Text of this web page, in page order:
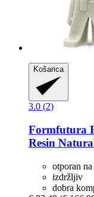
Košarica
3.0 (2)
Formfutura
Resin
otporan
izdržljiv
dobra